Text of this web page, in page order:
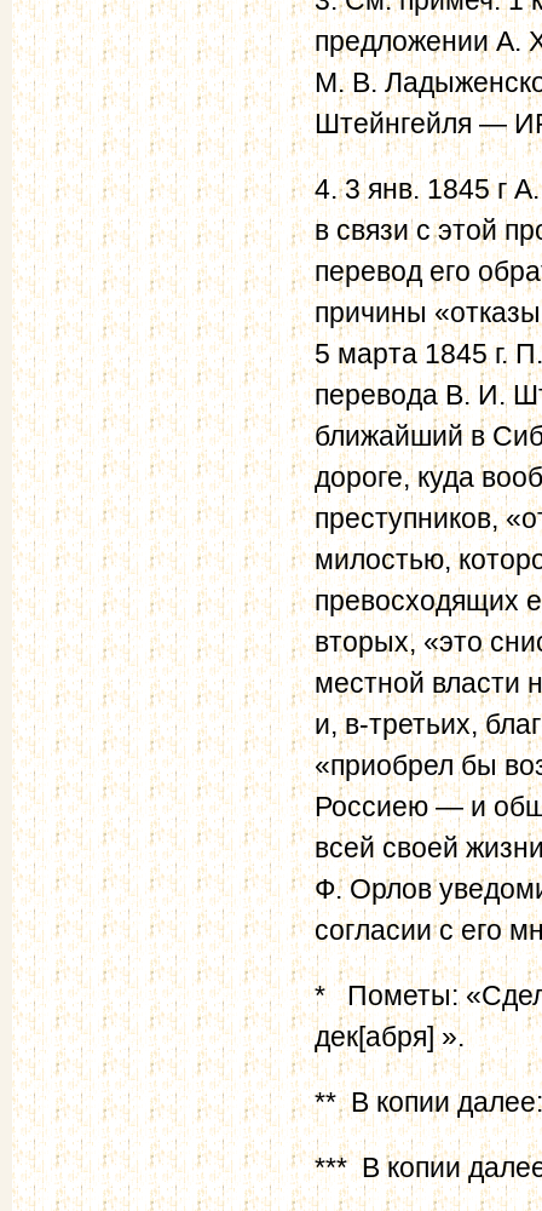
предложении А.
М. В.
Штейнгейля —
4. 3 янв. 1845 г
в связи с этой
перевод его
причины
5 марта 1845 г.
перевода В. И.
ближайший в
дороге, куда
преступников,
милостью,
превосходящих
вторых, «это
местной власти
и, в-третьих,
«приобрел бы
Россиею — и
всей своей
Ф. Орлов
согласии с его
* Пометы:
дек[абря] ».
** В копии
*** В копии